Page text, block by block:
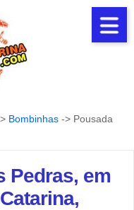
Bombinhas -> Pousada
Pedras, em